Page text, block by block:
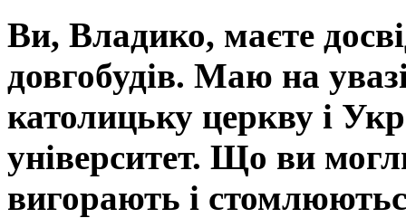
Ви, Владико, маєте
довгобудів. Маю на
католицьку церкву і
університет. Що ви
вигорають і